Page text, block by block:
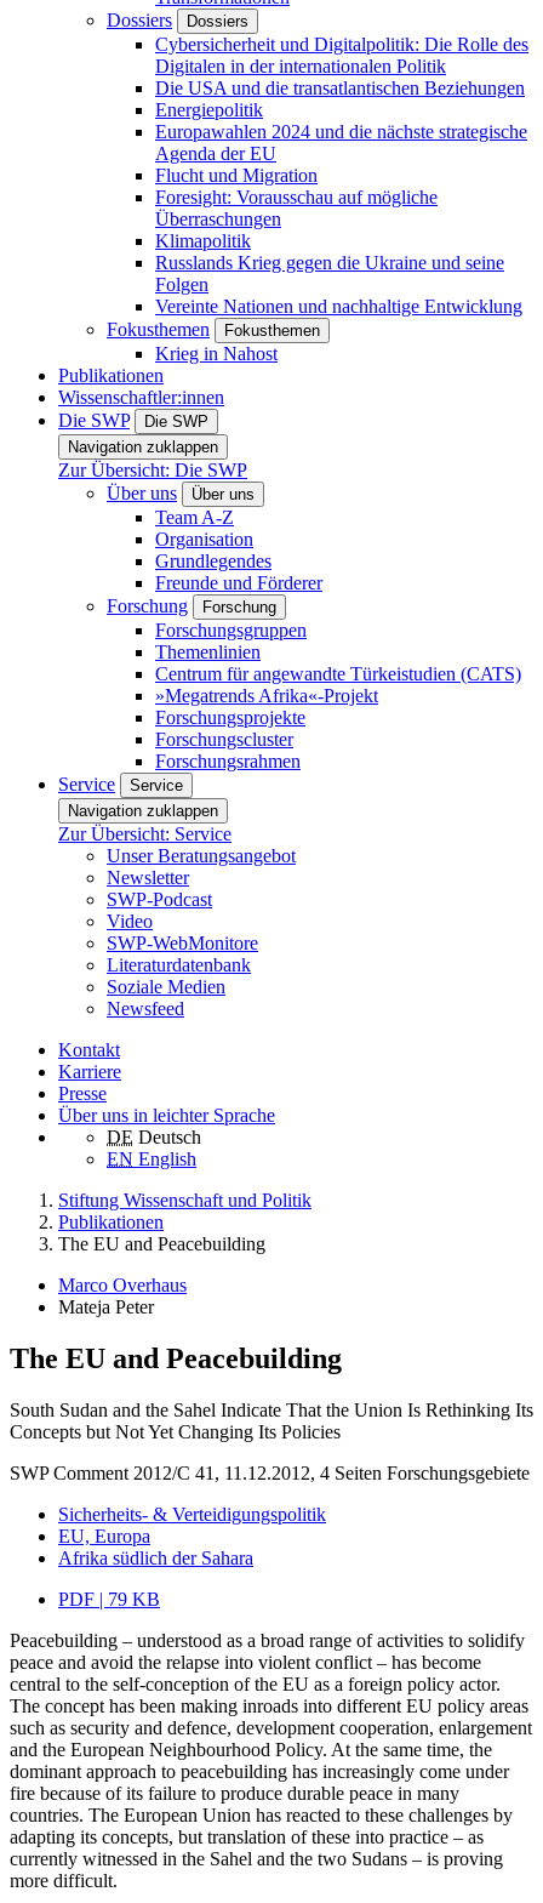
Dossiers
Dossiers
Cybersicherheit und Digitalpolitik: Die Rolle des
Digitalen in der internationalen Politik
Die USA und die transatlantischen Beziehungen
Energiepolitik
Europawahlen 2024 und die nächste strategische
Agenda der EU
Flucht und Migration
Foresight: Vorausschau auf mögliche
Überraschungen
Klimapolitik
Russlands Krieg gegen die Ukraine und seine
Folgen
Vereinte Nationen und nachhaltige Entwicklung
Fokusthemen
Fokusthemen
Krieg in Nahost
Publikationen
Wissenschaftler:innen
Die SWP
Die SWP
Navigation zuklappen
Zur Übersicht: Die SWP
Über uns
Über uns
Team A-Z
Organisation
Grundlegendes
Freunde und Förderer
Forschung
Forschung
Forschungsgruppen
Themenlinien
Centrum für angewandte Türkeistudien (CATS)
»Megatrends Afrika«-Projekt
Forschungsprojekte
Forschungscluster
Forschungsrahmen
Service
Service
Navigation zuklappen
Zur Übersicht: Service
Unser Beratungsangebot
Newsletter
SWP-Podcast
Video
SWP-WebMonitore
Literaturdatenbank
Soziale Medien
Newsfeed
Kontakt
Karriere
Presse
Über uns in leichter Sprache
DE Deutsch
EN English
Stiftung Wissenschaft und Politik
Publikationen
The EU and Peacebuilding
Marco Overhaus
Mateja Peter
The EU and Peacebuilding
South Sudan and the Sahel Indicate That the Union Is Rethinking Its
Concepts but Not Yet Changing Its Policies
SWP Comment 2012/C 41, 11.12.2012, 4 Seiten Forschungsgebiete
Sicherheits- & Verteidigungspolitik
EU, Europa
Afrika südlich der Sahara
PDF | 79 KB
Peacebuilding – understood as a broad range of activities to solidify
peace and avoid the relapse into violent conflict – has become
central to the self-conception of the EU as a foreign policy actor.
The concept has been making inroads into different EU policy areas
such as security and defence, development cooperation, enlargement
and the European Neighbourhood Policy. At the same time, the
dominant approach to peacebuilding has increasingly come under
fire because of its failure to produce durable peace in many
countries. The European Union has reacted to these challenges by
adapting its concepts, but translation of these into practice – as
currently witnessed in the Sahel and the two Sudans – is proving
more difficult.